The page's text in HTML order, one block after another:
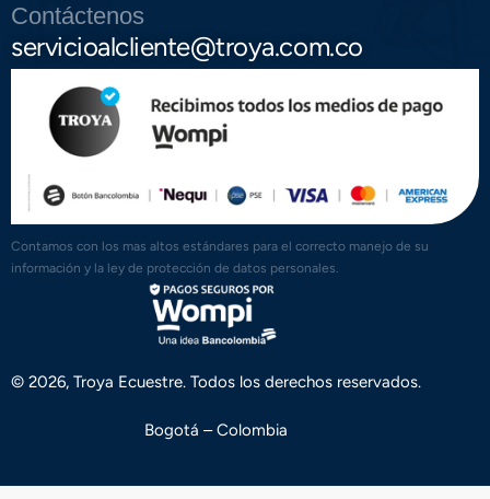
Contáctenos
servicioalcliente@troya.com.co
Contamos con los mas altos estándares para el correcto manejo de su
información y la ley de protección de datos personales.
© 2026, Troya Ecuestre. Todos los derechos reservados.
Bogotá – Colombia